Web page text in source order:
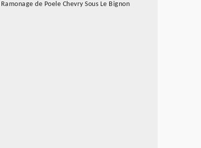
Ramonage de Poele Chevry Sous Le Bignon